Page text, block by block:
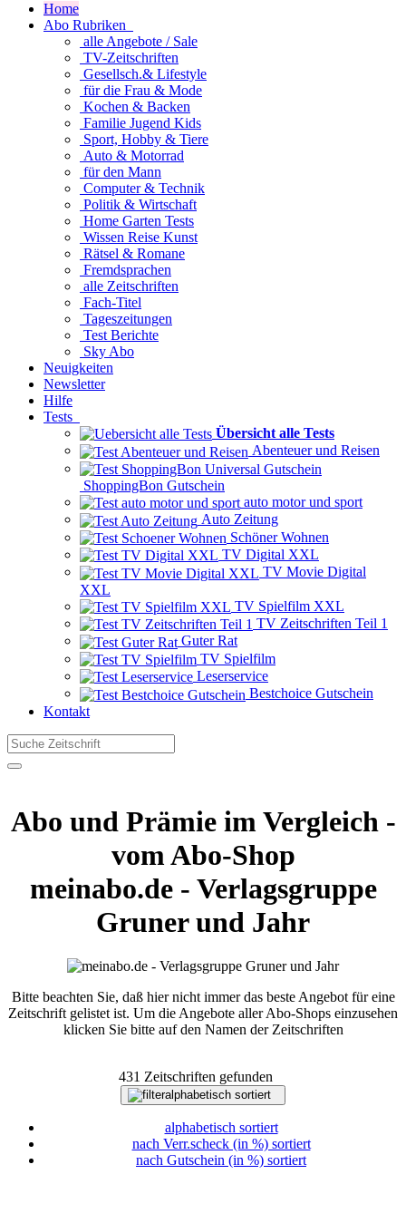
Home
Abo Rubriken
alle Angebote / Sale
TV-Zeitschriften
Gesellsch.& Lifestyle
für die Frau & Mode
Kochen & Backen
Familie Jugend Kids
Sport, Hobby & Tiere
Auto & Motorrad
für den Mann
Computer & Technik
Politik & Wirtschaft
Home Garten Tests
Wissen Reise Kunst
Rätsel & Romane
Fremdsprachen
alle Zeitschriften
Fach-Titel
Tageszeitungen
Test Berichte
Sky Abo
Neuigkeiten
Newsletter
Hilfe
Tests
Übersicht alle Tests
Abenteuer und Reisen
ShoppingBon Gutschein
auto motor und sport
Auto Zeitung
Schöner Wohnen
TV Digital XXL
TV Movie Digital
XXL
TV Spielfilm XXL
TV Zeitschriften Teil 1
Guter Rat
TV Spielfilm
Leserservice
Bestchoice Gutschein
Kontakt
Abo und Prämie im Vergleich -
vom Abo-Shop
meinabo.de - Verlagsgruppe
Gruner und Jahr
Bitte beachten Sie, daß hier nicht immer das beste Angebot für eine
Zeitschrift gelistet ist. Um die Angebote aller Abo-Shops einzusehen
klicken Sie bitte auf den Namen der Zeitschriften
431 Zeitschriften gefunden
alphabetisch sortiert
alphabetisch sortiert
nach Verr.scheck (in %) sortiert
nach Gutschein (in %) sortiert